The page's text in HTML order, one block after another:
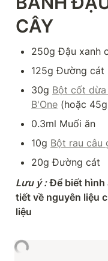
CÂY
250g Đậu xanh
125g Đường cát
30g Bột cốt
B'One (hoặc 45g
0.3ml Muối ăn
10g Bột rau câu
20g Đường cát
Lưu ý : Để biết hình
tiết về nguyên liệu
liệu